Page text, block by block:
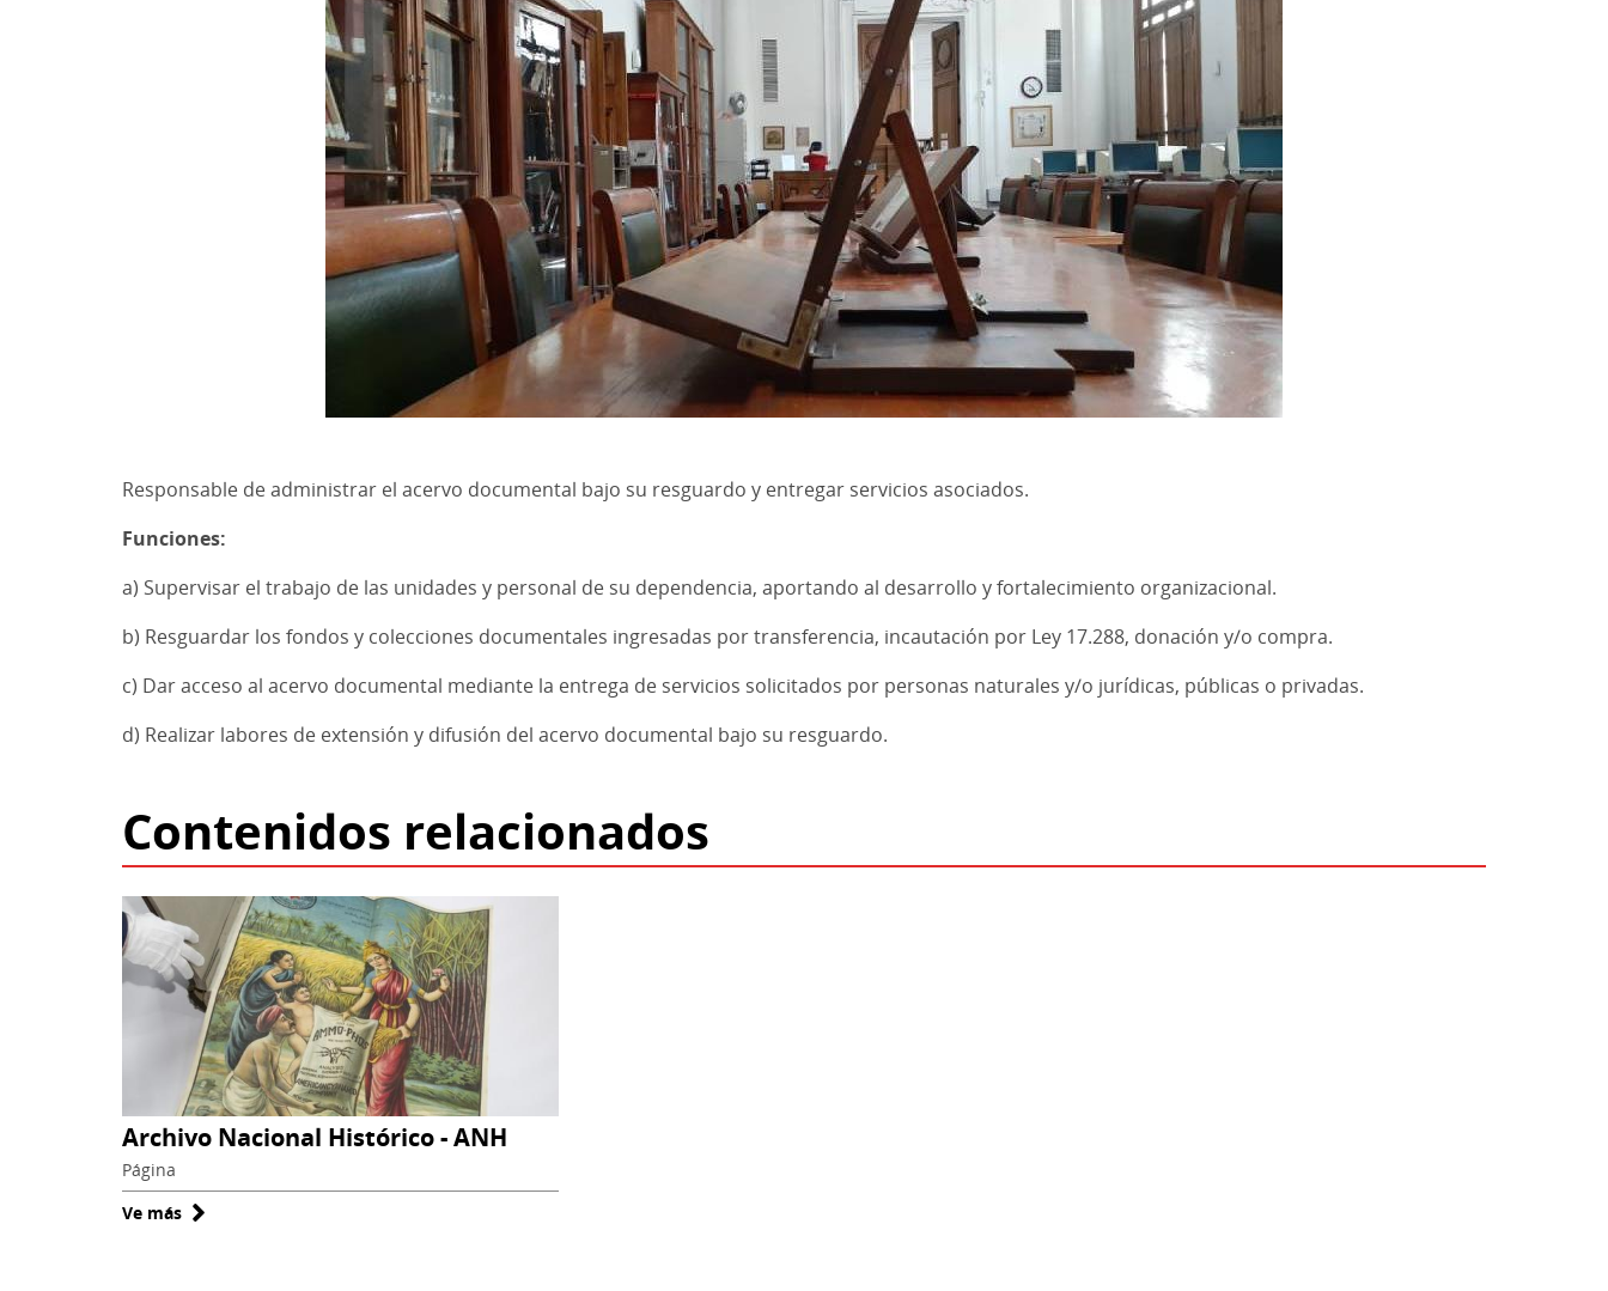
Responsable de administrar el acervo documental bajo su resguardo y entregar servicios asociados.
Funciones:
a) Supervisar el trabajo de las unidades y personal de su dependencia, aportando al desarrollo y fortalecimiento organizacional.
b) Resguardar los fondos y colecciones documentales ingresadas por transferencia, incautación por Ley 17.288, donación y/o compra.
c) Dar acceso al acervo documental mediante la entrega de servicios solicitados por personas naturales y/o jurídicas, públicas o privadas.
d) Realizar labores de extensión y difusión del acervo documental bajo su resguardo.
Contenidos relacionados
Archivo Nacional Histórico - ANH
Página
Ve más sobre